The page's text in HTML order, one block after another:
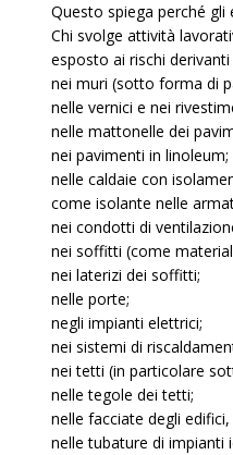
Questo spiega perché
Chi svolge attività
esposto ai rischi
nei muri (sotto forma di
nelle vernici e nei
nelle mattonelle dei
nei pavimenti in linoleum;
nelle caldaie con
come isolante nelle
nei condotti di
nei soffitti (come
nei laterizi dei soffitti;
nelle porte;
negli impianti elettrici;
nei sistemi di
nei tetti (in particolare
nelle tegole dei tetti;
nelle facciate degli
nelle tubature di impianti